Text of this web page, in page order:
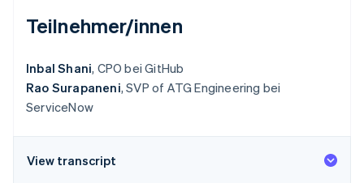
Climate
Identity
Online-Identitätsprüfung
Stripe App-Marktplatz
Teilnehmer/innen
Inbal Shani, CPO bei GitHub
Rao Surapaneni, SVP of ATG Engineering bei
ServiceNow
View transcript